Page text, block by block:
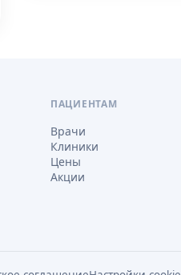
ПАЦИЕНТАМ
Врачи
Клиники
Цены
Акции